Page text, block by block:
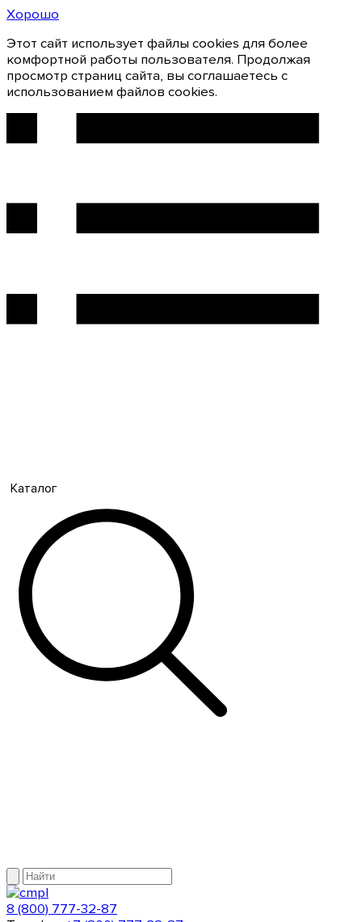
Хорошо
Этот сайт использует файлы cookies для более
комфортной работы пользователя. Продолжая
просмотр страниц сайта, вы соглашаетесь с
использованием файлов cookies.
Каталог
8 (800) 777-32-87